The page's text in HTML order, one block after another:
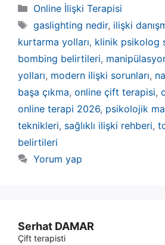
Kategoriler
Online İlişki Terapisi
Etiketler
gaslighting nedir, ilişki
kurtarma yolları, klinik psikolog
bombing belirtileri,
yolları, modern ilişki sorunları,
başa çıkma, online çift terapisi,
online terapi 2026, psikolojik
teknikleri, sağlıklı ilişki rehberi,
belirtileri
Yorum yap
Serhat DAMAR
Çift terapisti